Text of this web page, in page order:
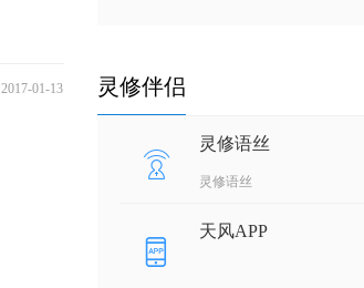
2017-01-13 灵修伴侣
灵修语丝
灵修语丝
天风APP